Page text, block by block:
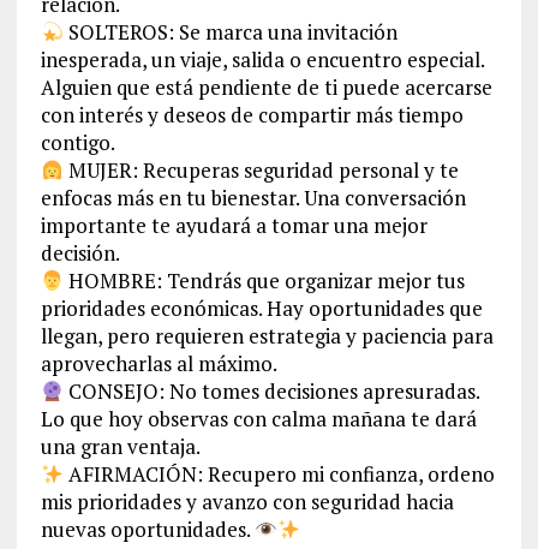
SOLTEROS: Se marca una invitación
inesperada, un viaje, salida o encuentro especial.
Alguien que está pendiente de ti puede acercarse
con interés y deseos de compartir más tiempo
contigo.
MUJER: Recuperas seguridad personal y te
enfocas más en tu bienestar. Una conversación
importante te ayudará a tomar una mejor
decisión.
HOMBRE: Tendrás que organizar mejor tus
prioridades económicas. Hay oportunidades que
llegan, pero requieren estrategia y paciencia para
aprovecharlas al máximo.
CONSEJO: No tomes decisiones apresuradas.
Lo que hoy observas con calma mañana te dará
una gran ventaja.
AFIRMACIÓN: Recupero mi confianza, ordeno
mis prioridades y avanzo con seguridad hacia
nuevas oportunidades.